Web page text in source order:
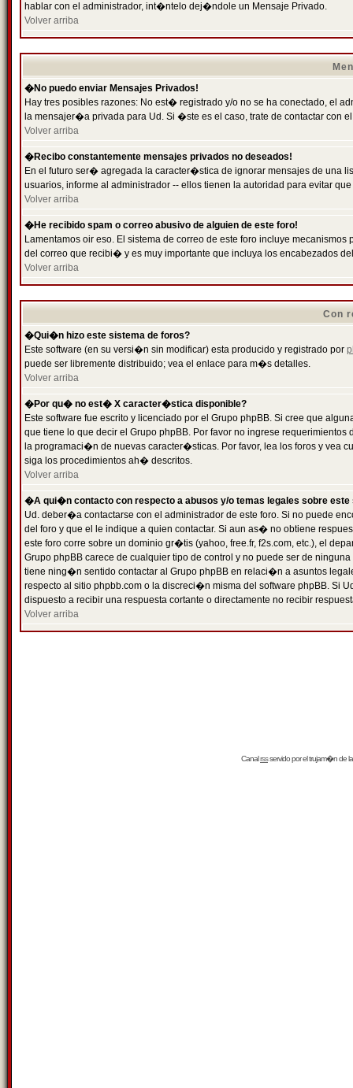
hablar con el administrador, int�ntelo dej�ndole un Mensaje Privado.
Volver arriba
�No puedo enviar Mensajes Privados!
Hay tres posibles razones: No est� registrado y/o no se ha conectado, el
la mensajer�a privada para Ud. Si �ste es el caso, trate de contactar con
Volver arriba
�Recibo constantemente mensajes privados no deseados!
En el futuro ser� agregada la caracter�stica de ignorar mensajes de una
usuarios, informe al administrador -- ellos tienen la autoridad para evitar
Volver arriba
�He recibido spam o correo abusivo de alguien de este foro!
Lamentamos oir eso. El sistema de correo de este foro incluye
del correo que recibi� y es muy importante que incluya los encabezados
Volver arriba
Con
�Qui�n hizo este sistema de foros?
Este software (en su versi�n sin modificar) esta producido y registrado por
puede ser libremente distribuido; vea el enlace para m�s detalles.
Volver arriba
�Por qu� no est� X caracter�stica disponible?
Este software fue escrito y licenciado por el Grupo phpBB. Si cree que
que tiene lo que decir el Grupo phpBB. Por favor no ingrese
la programaci�n de nuevas caracter�sticas. Por favor, lea los foros y vea
siga los procedimientos ah� descritos.
Volver arriba
�A qui�n contacto con respecto a abusos y/o temas legales sobre este
Ud. deber�a contactarse con el administrador de este foro. Si no puede
del foro y que el le indique a quien contactar. Si aun as� no obtiene
este foro corre sobre un dominio gr�tis (yahoo, free.fr, f2s.com, etc.), el
Grupo phpBB carece de cualquier tipo de control y no puede ser de
tiene ning�n sentido contactar al Grupo phpBB en relaci�n a asuntos
respecto al sitio phpbb.com o la discreci�n misma del software phpBB. Si
dispuesto a recibir una respuesta cortante o directamente no recibir
Volver arriba
Canalrssservido por eltrujam�nde